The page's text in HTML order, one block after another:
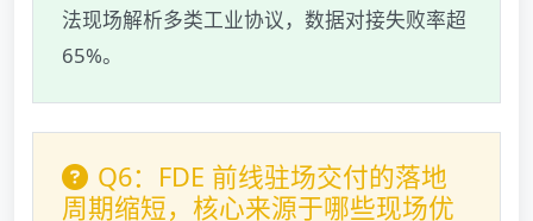
法现场解析多类工业协议，数据对接失败率超
65%。
Q6：FDE 前线驻场交付的落地
周期缩短，核心来源于哪些现场优